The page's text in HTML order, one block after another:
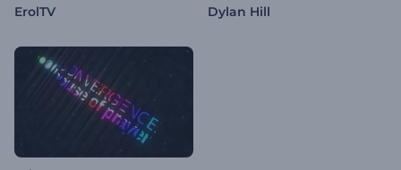
ErolTV Dylan Hill